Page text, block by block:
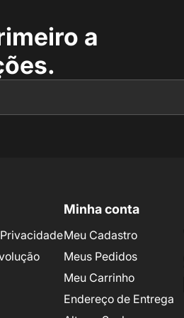
a
Minha conta
Meu Cadastro
Meus Pedidos
Meu Carrinho
Endereço de Entrega